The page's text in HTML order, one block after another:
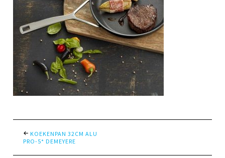
KOEKENPAN 32CM ALU
PRO-5* DEMEYERE